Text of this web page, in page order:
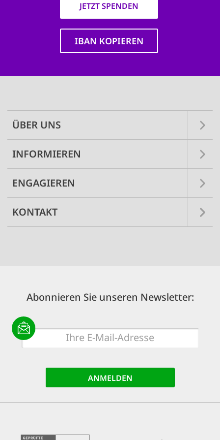
JETZT SPENDEN
IBAN KOPIEREN
ÜBER UNS
INFORMIEREN
ENGAGIEREN
KONTAKT
Abonnieren Sie unseren Newsletter:
E-
Mail